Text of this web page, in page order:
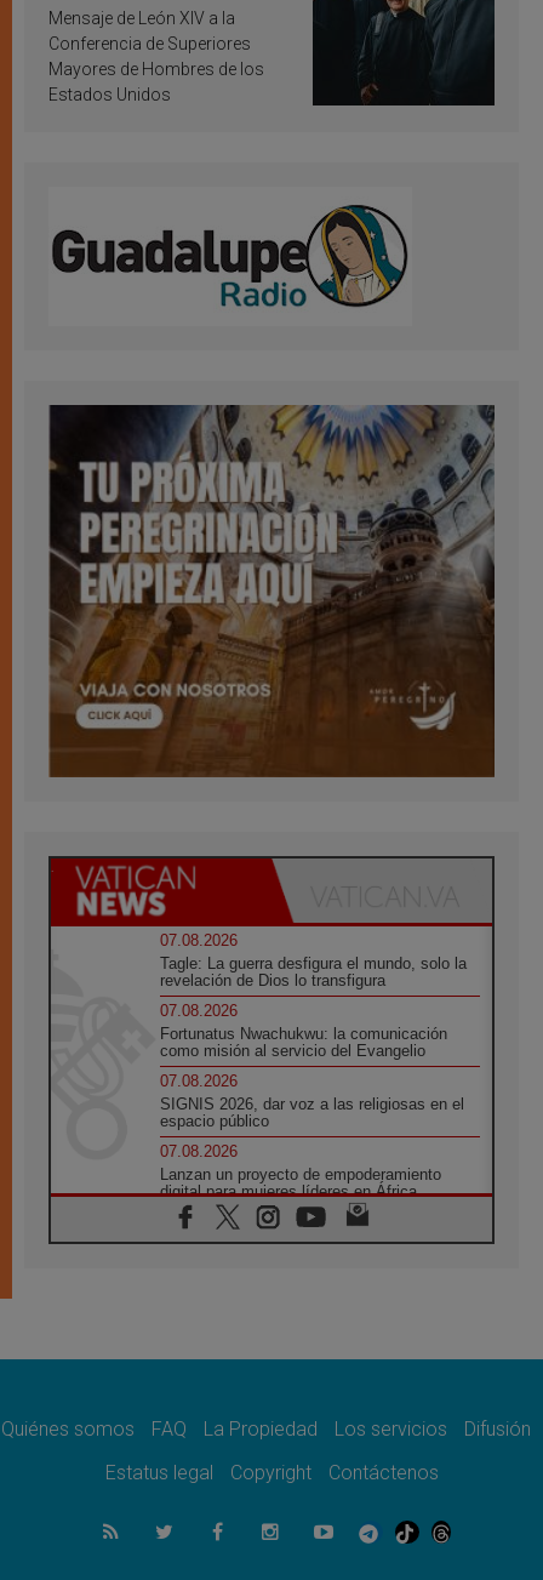
inspiración y santificación
Mensaje de León XIV a la
Conferencia de Superiores
Mayores de Hombres de los
Estados Unidos
07.08.2026
Tagle: La guerra desfigura el mundo, solo la
revelación de Dios lo transfigura
07.08.2026
Fortunatus Nwachukwu: la comunicación
como misión al servicio del Evangelio
07.08.2026
SIGNIS 2026, dar voz a las religiosas en el
espacio público
07.08.2026
Lanzan un proyecto de empoderamiento
digital para mujeres líderes en África
07.08.2026
Programa oficial del Viaje Apostólico del
06.08.2026
06.08.2026
de la Paz en la Escuela de San Francisco
La visita del Papa León XIV a Asís en un
minuto
Quiénes somos FAQ La Propiedad Los servicios
Difusión
Estatus legal
Copyright Contáctenos